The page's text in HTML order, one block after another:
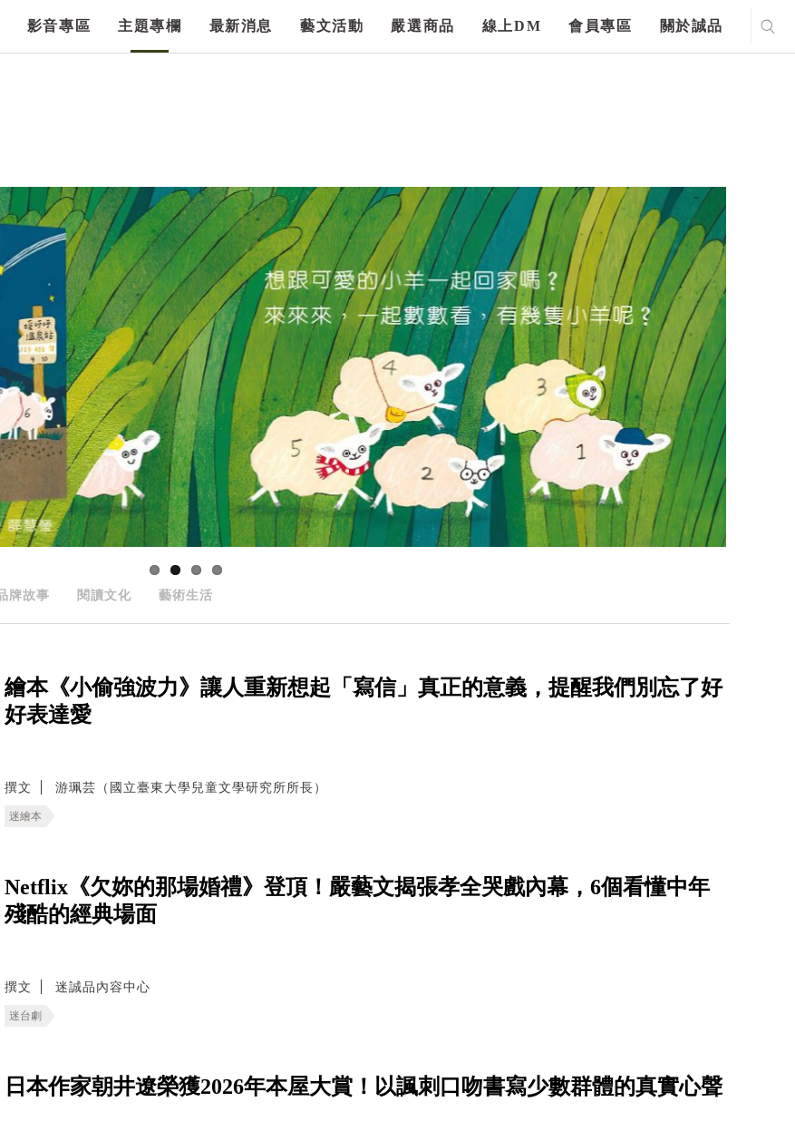
影音專區 主題專欄 最新消息 藝文活動 嚴選商品 線上DM 會員專區 關於誠品
牌故事 閱讀文化 藝術生活
繪本《小偷強波力》讓人重新想起「寫信」真正的意義，提醒我們別忘了好
好表達愛
撰文 游珮芸（國立臺東大學兒童文學研究所所長）
迷繪本
Netflix《欠妳的那場婚禮》登頂！嚴藝文揭張孝全哭戲內幕，6個看懂中年
殘酷的經典場面
撰文 迷誠品內容中心
迷台劇
日本作家朝井遼榮獲2026年本屋大賞！以諷刺口吻書寫少數群體的真實心聲